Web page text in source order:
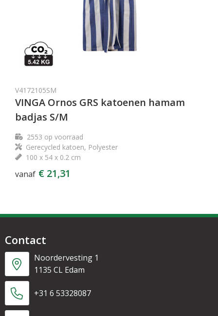
V4172105SM
VINGA Ornos GRS katoenen hamam
badjas S/M
2553 op voorraad
Gerecycled katoen, Polyester
100 x 54 x 0.2 cm
vanaf € 21,31
Contact
Noordervesting 1
1135 CL Edam
+31 6 53328087